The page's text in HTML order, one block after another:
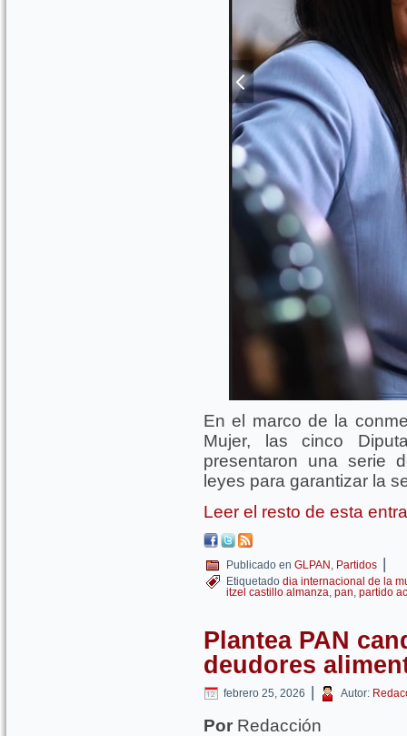
En el marco de la
Mujer, las cinco
presentaron una serie
leyes para garantizar la
Leer el resto de esta
Publicado en GLPAN , Partidos |
Etiquetado dia internacional de la
itzel castillo almanza, pan, partido
Plantea PAN
deudores
febrero 25, 2026 | Autor:
Por Redacción